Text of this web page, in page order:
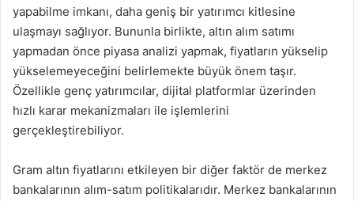
yapabilme imkanı, daha geniş bir yatırımcı kitlesine
ulaşmayı sağlıyor. Bununla birlikte, altın alım satımı
yapmadan önce piyasa analizi yapmak, fiyatların yükselip
yükselemeyeceğini belirlemekte büyük önem taşır.
Özellikle genç yatırımcılar, dijital platformlar üzerinden
hızlı karar mekanizmaları ile işlemlerini
gerçekleştirebiliyor.
Gram altın fiyatlarını etkileyen bir diğer faktör de merkez
bankalarının alım-satım politikalarıdır. Merkez bankalarının